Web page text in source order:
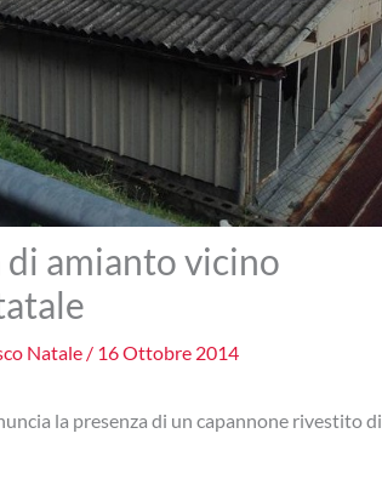
di amianto vicino
Natale / 16 Ottobre 2014
la presenza di un capannone rivestito di